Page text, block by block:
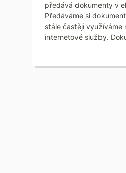
předává dokumenty v
Předáváme si
stále častěji využíváme
internetové služby.